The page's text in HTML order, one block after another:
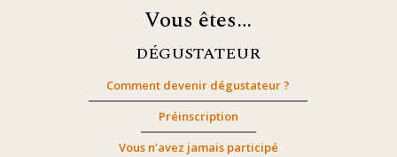
Vous êtes…
DÉGUSTATEUR
Comment devenir dégustateur ?
Préinscription
Vous n’avez jamais participé